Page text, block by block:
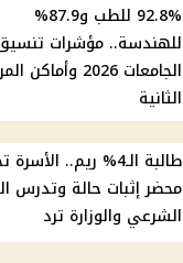
92.8% للطب و87.9%
للهندسة.. مؤشرات
الجامعات 2026
الثانية
طالبة الـ4% ريم.. الأسرة
محضر إثبات حالة وتدرس
الشرعي والوزارة ترد